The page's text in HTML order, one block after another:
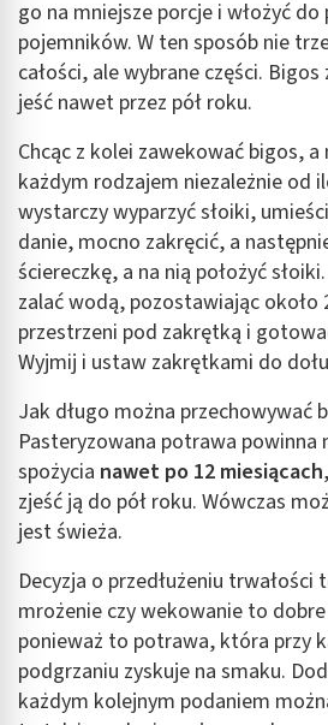
go na mniejsze porcje i włożyć
pojemników. W ten sposób nie
całości, ale wybrane części.
jeść nawet przez pół roku.
Chcąc z kolei zawekować bigos,
każdym rodzajem niezależnie od
wystarczy wyparzyć słoiki,
danie, mocno zakręcić, a
ściereczkę, a na nią położyć
zalać wodą, pozostawiając
przestrzeni pod zakrętką i
Wyjmij i ustaw zakrętkami do
Jak długo można przechowywać
Pasteryzowana potrawa powinna
spożycia nawet po 12 miesiącach
zjeść ją do pół roku. Wówczas
jest świeża.
Decyzja o przedłużeniu
mrożenie czy wekowanie to
ponieważ to potrawa, która przy
podgrzaniu zyskuje na smaku.
każdym kolejnym podaniem